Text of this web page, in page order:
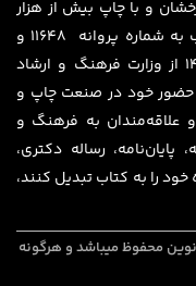
و با چاپ بیش از هزار
عنوان کتاب دارای مجوز رسمی نشر مکتوب به شماره پروانه ۱۱۶۴۸ و
مجوز نشر دیجیتال به شماره پروانه 14576 از وزارت فرهنگ و ارشاد
حضور خود در صنعت چاپ و
علاقه‌مندان به فرهنگ و
پایان‌نامه، رساله دکتری،
را به کتاب تبدیل کنند،
محفوظ میباشد و هرگونه